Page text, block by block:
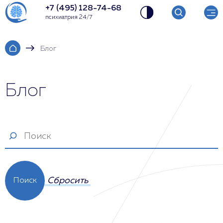
+7 (495) 128-74-68
психиатрия 24/7
Блог
Блог
Поиск Сбросить